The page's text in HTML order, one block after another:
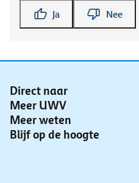
Ja Nee
Direct naar
Meer UWV
Meer weten
Blijf op de hoogte